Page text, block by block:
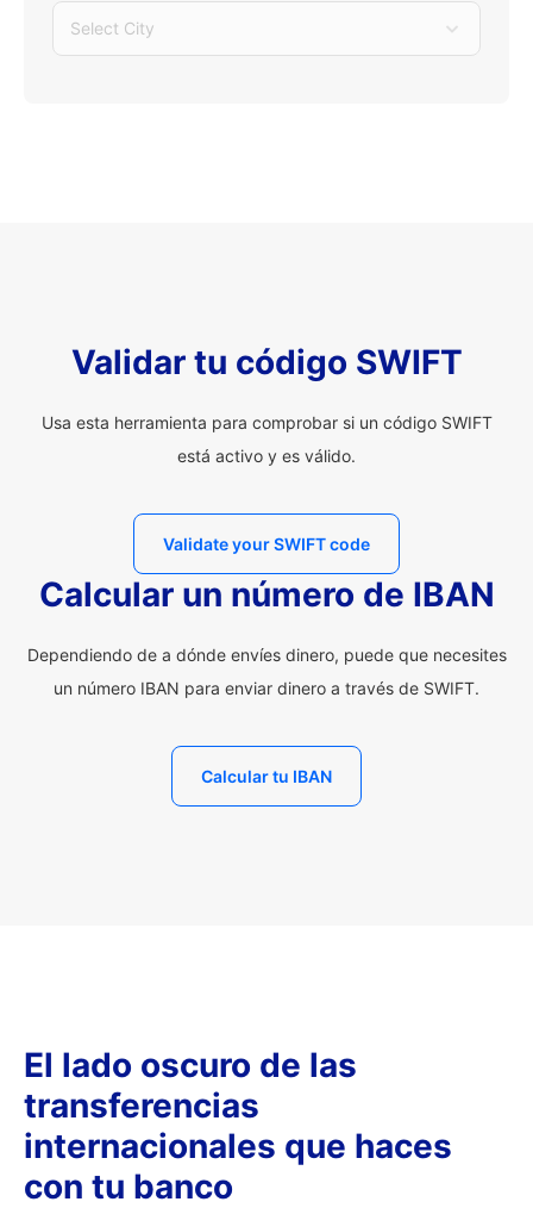
Select City
Validar tu código SWIFT
Usa esta herramienta para comprobar si un código SWIFT
está activo y es válido.
Validate your SWIFT code
Calcular un número de IBAN
Dependiendo de a dónde envíes dinero, puede que necesites
un número IBAN para enviar dinero a través de SWIFT.
Calcular tu IBAN
El lado oscuro de las
transferencias
internacionales que haces
con tu banco